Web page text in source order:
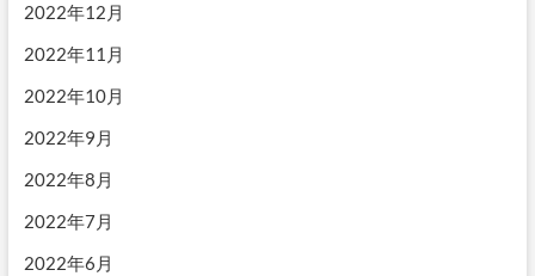
2022年12月
2022年11月
2022年10月
2022年9月
2022年8月
2022年7月
2022年6月